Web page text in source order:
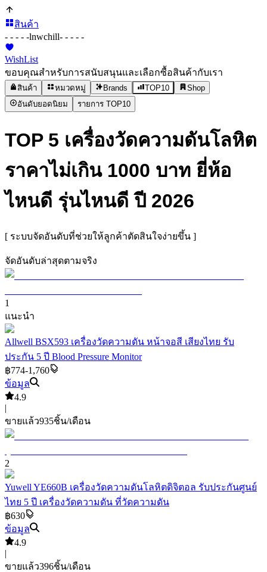
สินค้า
- - - - -lnwchill- - - - -
WishList
ขอบคุณสำหรับการสนับสนุนและเลือกซื้อสินค้ากับเรา
สินค้า หมวดหมู่ Brands TOP10
Shop
อันดับยอดนิยม
รายการ TOP10
TOP 5 เครื่องวัดความดันโลหิต
ราคาไม่เกิน 1000 บาท ยี่ห้อ
ไหนดี รุ่นไหนดี ปี 2026
[ ระบบจัดอันดับที่ช่วยให้ลูกค้าตัดสินใจง่ายขึ้น ]
จัดอันดับล่าสุดตามจริง
1
แนะนำ
Allwell BSX593 เครื่องวัดความดัน หน้าจอสี เสียงไทย รับ
ประกัน 5 ปี Blood Pressure Monitor
฿774-1,760
ข้อมูล
4.9
|
ขายแล้ว935ชิ้น/เดือน
2
Yuwell YE660B เครื่องวัดความดันโลหิตดิจิตอล รับประกันศูนย์
ไทย 5 ปี เครื่องวัดความดัน ที่วัดความดัน
฿630
ข้อมูล
4.9
|
ขายแล้ว396ชิ้น/เดือน